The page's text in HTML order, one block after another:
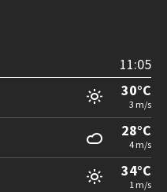
11:05
30°C
3 m/s
28°C
4 m/s
34°C
1 m/s